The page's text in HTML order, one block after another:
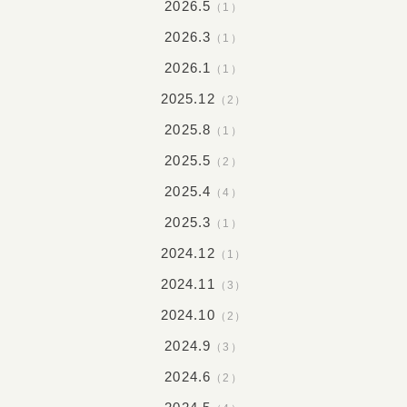
2026.5 （1）
2026.3 （1）
2026.1 （1）
2025.12 （2）
2025.8 （1）
2025.5 （2）
2025.4 （4）
2025.3 （1）
2024.12 （1）
2024.11 （3）
2024.10 （2）
2024.9 （3）
2024.6 （2）